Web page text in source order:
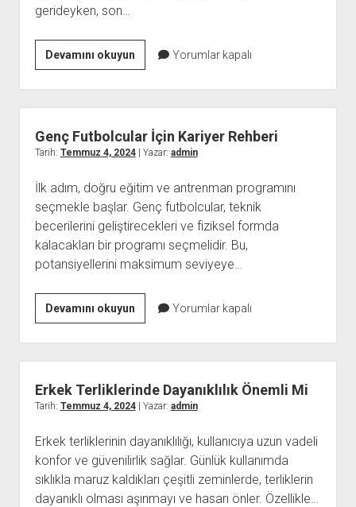
gerideyken, son…
Devamını okuyunFutbolun
Unutulmaz
Geri
Dönüşleri
Yorumlar kapalı
Genç Futbolcular İçin Kariyer Rehberi
Tarih: Temmuz 4, 2024| Yazar: admin
İlk adım, doğru eğitim ve antrenman programını
seçmekle başlar. Genç futbolcular, teknik
becerilerini geliştirecekleri ve fiziksel formda
kalacakları bir programı seçmelidir. Bu,
potansiyellerini maksimum seviyeye…
Devamını okuyunGenç
Futbolcular
İçin
Kariyer
Rehberi
Yorumlar kapalı
Erkek Terliklerinde Dayanıklılık Önemli Mi
Tarih: Temmuz 4, 2024| Yazar: admin
Erkek terliklerinin dayanıklılığı, kullanıcıya uzun vadeli
konfor ve güvenilirlik sağlar. Günlük kullanımda
sıklıkla maruz kaldıkları çeşitli zeminlerde, terliklerin
dayanıklı olması aşınmayı ve hasarı önler. Özellikle…